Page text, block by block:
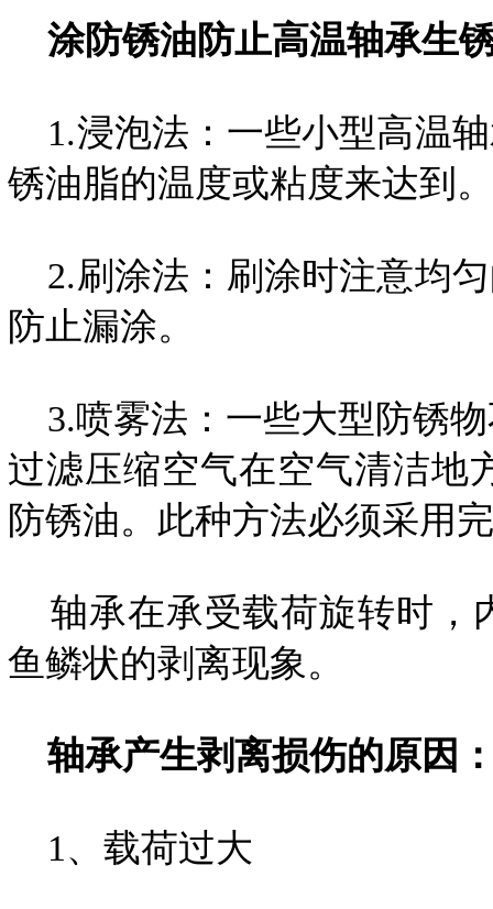
涂防锈油防止高温轴承生
1.浸泡法：一些小型高温
锈油脂的温度或粘度来达到
2.刷涂法：刷涂时注意均
防止漏涂。
3.喷雾法：一些大型防锈物
过滤压缩空气在空气清洁地
防锈油。此种方法必须采用
轴承在承受载荷旋转时，
鱼鳞状的剥离现象。
轴承产生剥离损伤的原因
1、载荷过大